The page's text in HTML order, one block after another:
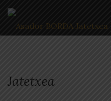
Jatetxea